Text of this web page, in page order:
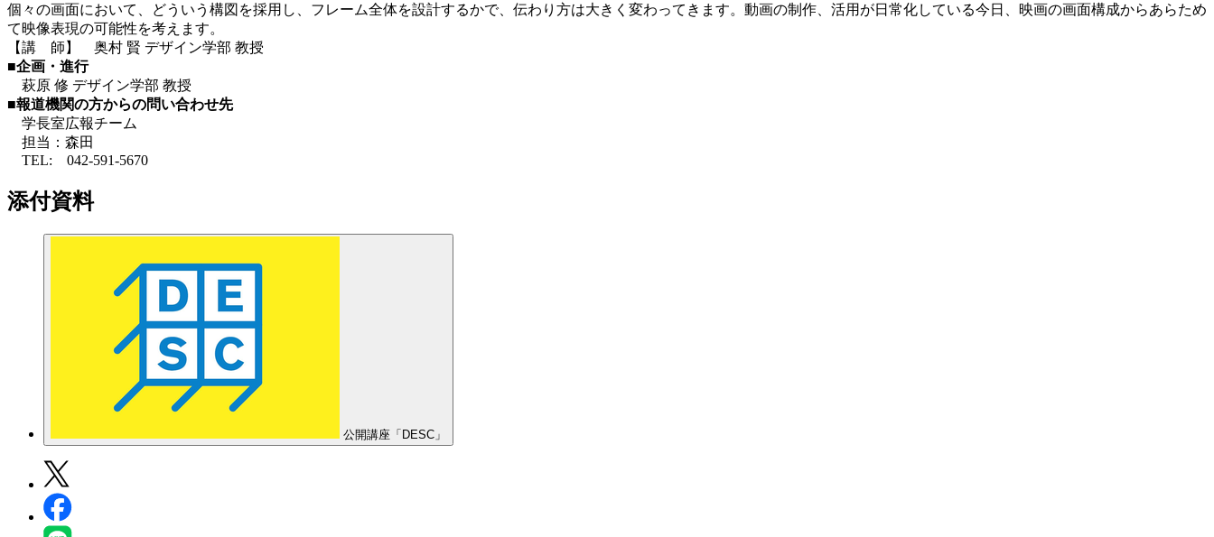
個々の画面において、どういう構図を採用し、フレーム全体を設計するかで、伝わり方は大きく変わってきます。動画の制作、活用が日常化している今日、映画の画面構成からあらため
て映像表現の可能性を考えます。
【講 師】 奥村 賢 デザイン学部 教授
■企画・進行
萩原 修 デザイン学部 教授
■報道機関の方からの問い合わせ先
学長室広報チーム
担当：森田
TEL: 042-591-5670
添付資料
公開講座「DESC」